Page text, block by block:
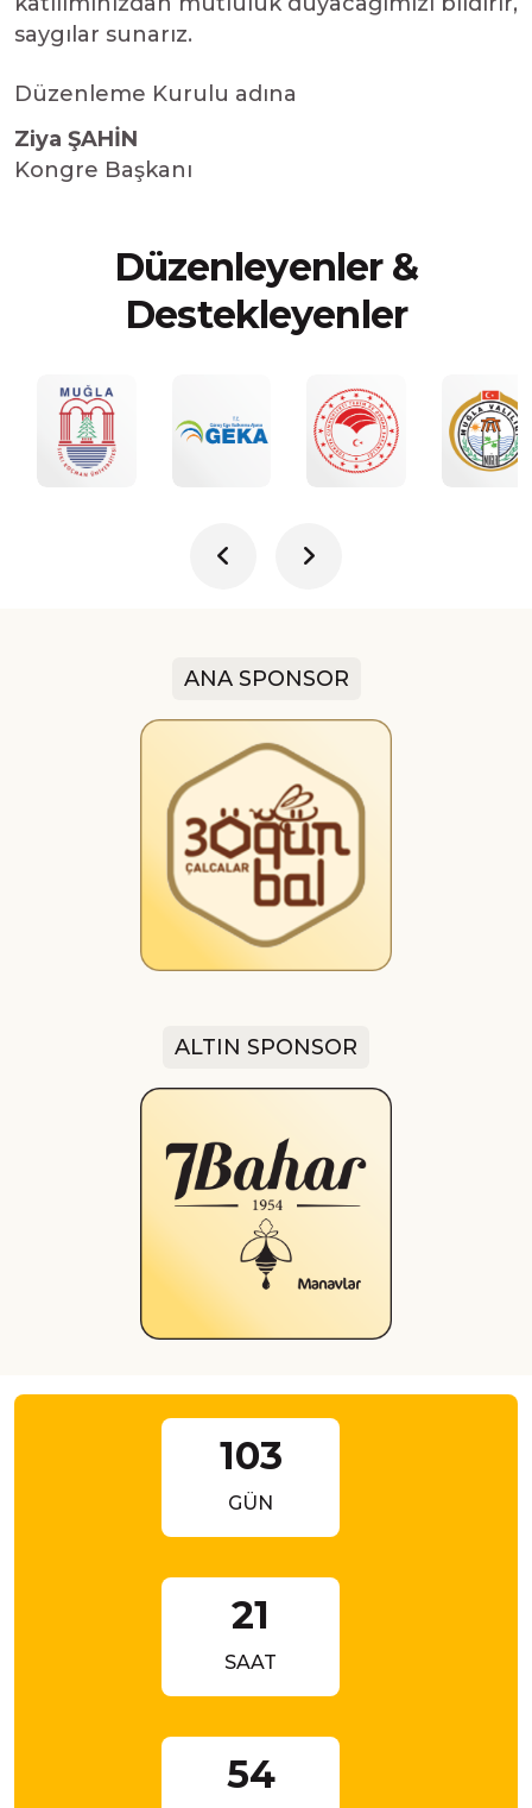
saygılar sunarız.
Düzenleme Kurulu adına
Ziya ŞAHİN
Kongre Başkanı
Düzenleyenler &
Destekleyenler
ANA SPONSOR
ALTIN SPONSOR
103
GÜN
21
SAAT
54